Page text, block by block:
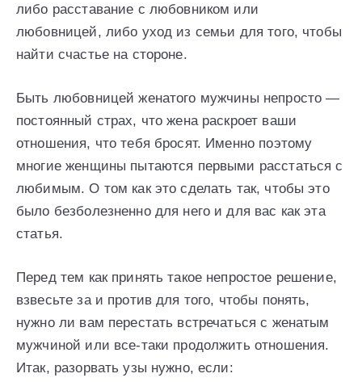
либо расставание с любовником или
любовницей, либо уход из семьи для того, чтобы
найти счастье на стороне.
Быть любовницей женатого мужчины непросто —
постоянный страх, что жена раскроет ваши
отношения, что тебя бросят. Именно поэтому
многие женщины пытаются первыми расстаться с
любимым. О том как это сделать так, чтобы это
было безболезненно для него и для вас как эта
статья.
Перед тем как принять такое непростое решение,
взвесьте за и против для того, чтобы понять,
нужно ли вам перестать встречаться с женатым
мужчиной или все-таки продолжить отношения.
Итак, разорвать узы нужно, если: